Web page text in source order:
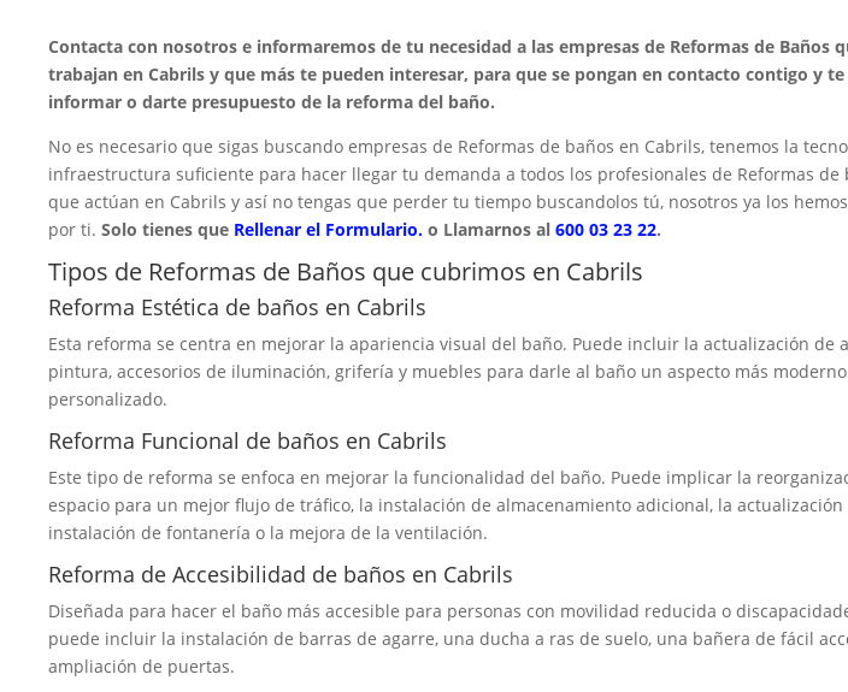
Contacta con nosotros e informaremos de tu necesidad a las empresas de Reformas de Baños
trabajan en Cabrils y que más te pueden interesar, para que se pongan en contacto contigo y
informar o darte presupuesto de la reforma del baño.
No es necesario que sigas buscando empresas de Reformas de baños en Cabrils, tenemos la
infraestructura suficiente para hacer llegar tu demanda a todos los profesionales de Reformas de
que actúan en Cabrils y así no tengas que perder tu tiempo buscandolos tú, nosotros ya los
por ti. Solo tienes que Rellenar el Formulario. o Llamarnos al 600 03 23 22.
Tipos de Reformas de Baños que cubrimos en Cabrils
Reforma Estética de baños en Cabrils
Esta reforma se centra en mejorar la apariencia visual del baño. Puede incluir la actualización de
pintura, accesorios de iluminación, grifería y muebles para darle al baño un aspecto más
personalizado.
Reforma Funcional de baños en Cabrils
Este tipo de reforma se enfoca en mejorar la funcionalidad del baño. Puede implicar la
espacio para un mejor flujo de tráfico, la instalación de almacenamiento adicional, la actualización
instalación de fontanería o la mejora de la ventilación.
Reforma de Accesibilidad de baños en Cabrils
Diseñada para hacer el baño más accesible para personas con movilidad reducida o
puede incluir la instalación de barras de agarre, una ducha a ras de suelo, una bañera de fácil
ampliación de puertas.